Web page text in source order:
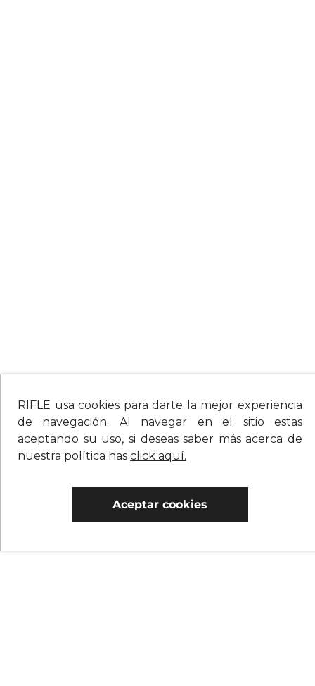
RIFLE usa cookies para darte la mejor experiencia
de navegación. Al navegar en el sitio estas
aceptando su uso, si deseas saber más acerca de
nuestra política has click aquí.
Aceptar cookies